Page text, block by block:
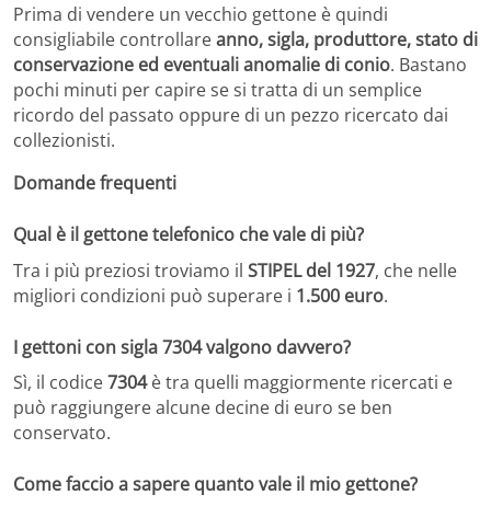
Prima di vendere un vecchio gettone è quindi
consigliabile controllareanno, sigla, produttore, stato di
conservazione ed eventuali anomalie di conio. Bastano
pochi minuti per capire se si tratta di un semplice
ricordo del passato oppure di un pezzo ricercato dai
collezionisti.
Domande frequenti
Qual è il gettone telefonico che vale di più?
Tra i più preziosi troviamo il STIPEL del 1927, che nelle
migliori condizioni può superare i 1.500 euro.
I gettoni con sigla 7304 valgono davvero?
Sì, il codice7304è tra quelli maggiormente ricercati e
può raggiungere alcune decine di euro se ben
conservato.
Come faccio a sapere quanto vale il mio gettone?